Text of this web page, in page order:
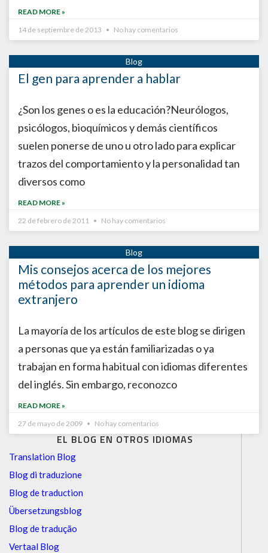
EL BLOG EN OTROS IDIOMAS
Translation Blog
Blog di traduzione
Blog de traduction
Übersetzungsblog
Blog de tradução
Vertaal Blog
READ MORE »
14 de septiembre de 2013
No hay comentarios
El gen para aprender a hablar
¿Son los genes o es la educación?Neurólogos,
psicólogos, bioquímicos y demás científicos
suelen ponerse de uno u otro lado para explicar
trazos del comportamiento y la personalidad tan
diversos como
READ MORE »
22 de febrero de 2011
No hay comentarios
Mis consejos acerca de los mejores
métodos para aprender un idioma
extranjero
La mayoría de los artículos de este blog se dirigen
a personas que ya están familiarizadas o ya
trabajan en forma habitual con idiomas diferentes
del inglés. Sin embargo, reconozco
READ MORE »
27 de mayo de 2009
No hay comentarios